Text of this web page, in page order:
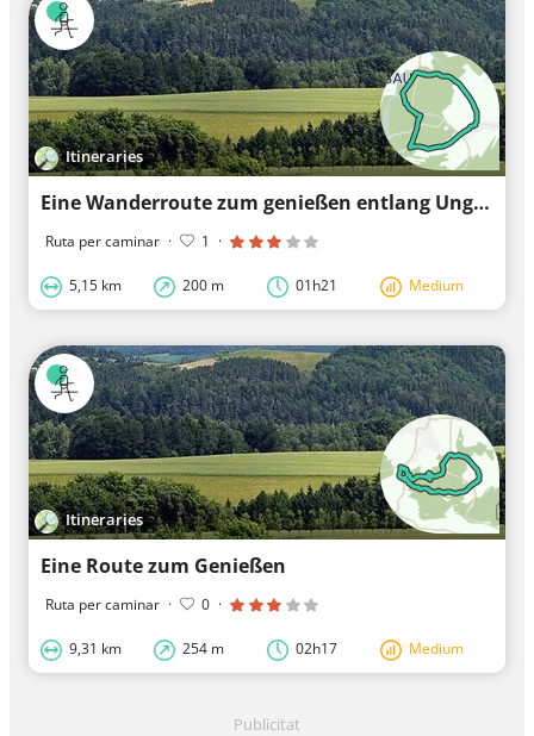
Itineraries
Eine Wanderroute zum genießen entlang Ungerberg
Ruta per caminar · 1 ·
5,15 km 200 m 01h21 Medium
Itineraries
Eine Route zum Genießen
Ruta per caminar · 0 ·
9,31 km 254 m 02h17 Medium
Publicitat